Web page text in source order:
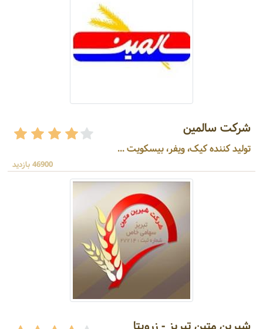
شرکت سالمین
تولید کننده کیک، ویفر، بیسکویت ...
46900 بازدید